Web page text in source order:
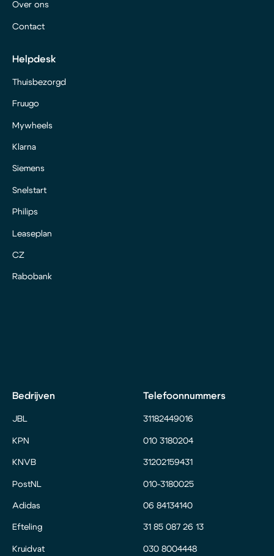
Over ons
Contact
Helpdesk
Thuisbezorgd
Fruugo
Mywheels
Klarna
Siemens
Snelstart
Philips
Leaseplan
CZ
Rabobank
Bedrijven
JBL
KPN
KNVB
PostNL
Adidas
Efteling
Kruidvat
Telefoonnummers
31182449016
010 3180204
31202159431
010-3180025
06 84134140
31 85 087 26 13
030 8004448